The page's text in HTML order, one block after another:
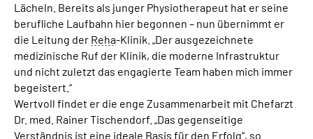
Lächeln. Bereits als junger Physiotherapeut hat er seine
berufliche Laufbahn hier begonnen – nun übernimmt er
die Leitung der Reha-Klinik. „Der ausgezeichnete
medizinische Ruf der Klinik, die moderne Infrastruktur
und nicht zuletzt das engagierte Team haben mich immer
begeistert.“
Wertvoll findet er die enge Zusammenarbeit mit Chefarzt
Dr. med. Rainer Tischendorf. „Das gegenseitige
Verständnis ist eine ideale Basis für den Erfolg“, so